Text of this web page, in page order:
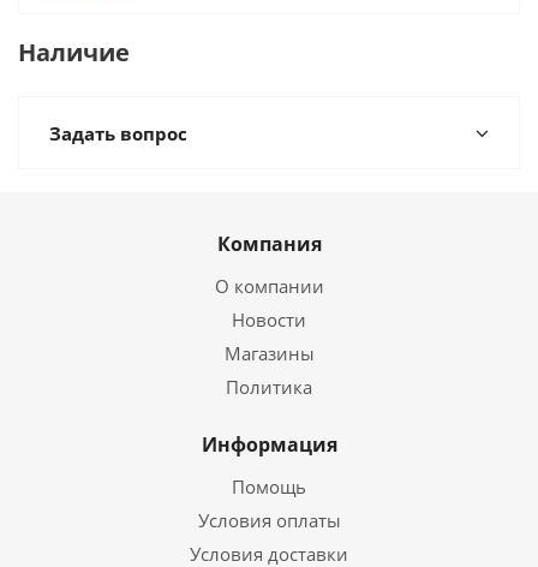
Наличие
Задать вопрос
Компания
О компании
Новости
Магазины
Политика
Информация
Помощь
Условия оплаты
Условия доставки